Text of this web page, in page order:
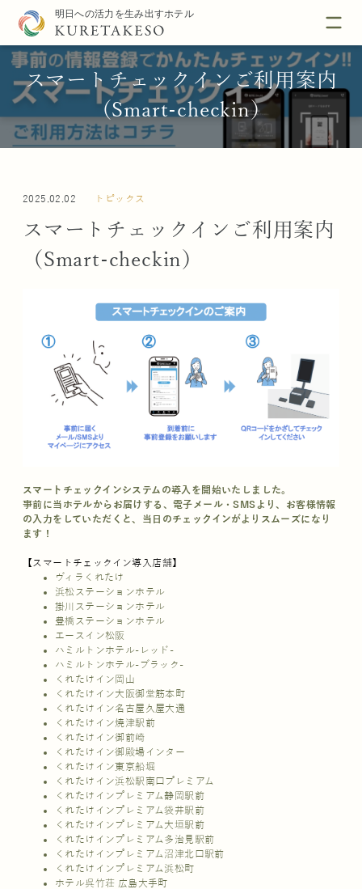
スマートチェックインご利用案内
（Smart-checkin）
2025.02.02 トピックス
スマートチェックインご利用案内
（Smart-checkin）
スマートチェックインシステムの導入を開始いたしました。
事前に当ホテルからお届けする、電子メール・SMSより、お客様情報
の入力をしていただくと、当日のチェックインがよりスムーズになり
ます！
【スマートチェックイン導入店舗】
ヴィラくれたけ
浜松ステーションホテル
掛川ステーションホテル
豊橋ステーションホテル
エースイン松阪
ハミルトンホテル-レッド-
ハミルトンホテル-ブラック-
くれたけイン岡山
くれたけイン大阪御堂筋本町
くれたけイン名古屋久屋大通
くれたけイン焼津駅前
くれたけイン御前崎
くれたけイン御殿場インター
くれたけイン東京船堀
くれたけイン浜松駅南口プレミアム
くれたけインプレミアム静岡駅前
くれたけインプレミアム袋井駅前
くれたけインプレミアム大垣駅前
くれたけインプレミアム多治見駅前
くれたけインプレミアム沼津北口駅前
くれたけインプレミアム浜松町
ホテル呉竹荘 広島大手町